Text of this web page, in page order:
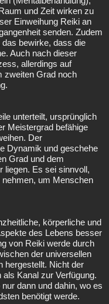
und Zeit wirken zu
Einweihung Reiki an
senden. Zudem
bewirke, dass die
Auch nach dieser
allerdings auf
zweiten Grad noch
unterteilt, ursprünglich
Meistergrad befähige
Der
Dynamik und geschehe
Grad und dem
liegen. Es sei sinnvoll,
nehmen, um Menschen
körperliche und
des Lebens besser
von Reiki werde durch
der universellen
hergestellt. Nicht der
Kanal zur Verfügung.
dann und dahin, wo es
benötigt werde.